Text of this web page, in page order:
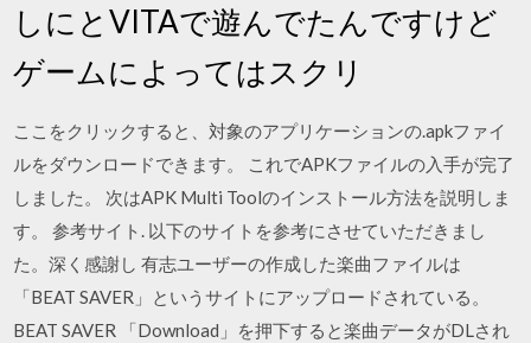
しにとVITAで遊んでたんですけど
ゲームによってはスクリ
ここをクリックすると、対象のアプリケーションの.apkファイ
ルをダウンロードできます。 これでAPKファイルの入手が完了
しました。 次はAPK Multi Toolのインストール方法を説明しま
す。 参考サイト. 以下のサイトを参考にさせていただきまし
た。深く感謝し 有志ユーザーの作成した楽曲ファイルは
「BEAT SAVER」というサイトにアップロードされている。
BEAT SAVER 「Download」を押下すると楽曲データがDLされ